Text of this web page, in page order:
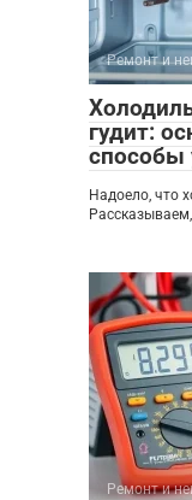
Ремонт и
гудит:
способы
Надоело, что
Ремонт и